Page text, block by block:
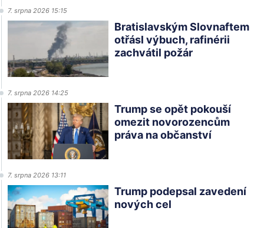
7. srpna 2026 15:15
Bratislavským Slovnaftem
otřásl výbuch, rafinérii
zachvátil požár
7. srpna 2026 14:25
Trump se opět pokouší
omezit novorozencům
práva na občanství
7. srpna 2026 13:11
Trump podepsal zavedení
nových cel